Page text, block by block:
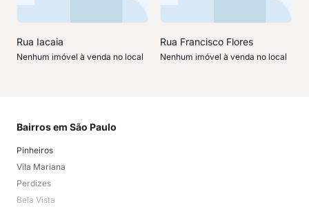
Rua Iacaia
Nenhum imóvel à venda no local
Rua Francisco Flores
Nenhum imóvel à venda no local
Bairros em São Paulo
Pinheiros
Vila Mariana
Perdizes
Bela Vista